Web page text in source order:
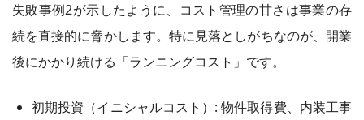
失敗事例2が示したように、コスト管理の甘さは事業の存
続を直接的に脅かします。特に見落としがちなのが、開業
後にかかり続ける「ランニングコスト」です。
初期投資（イニシャルコスト）: 物件取得費、内装工事